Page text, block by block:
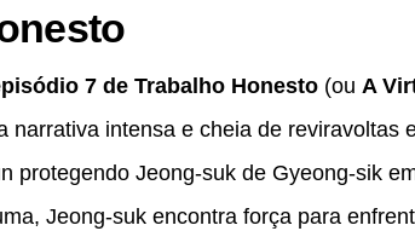
7 de Trabalho Honesto(ou A
narrativa intensa e cheia de reviravoltas
protegendo Jeong-suk de Gyeong-sik
Jeong-suk encontra força para